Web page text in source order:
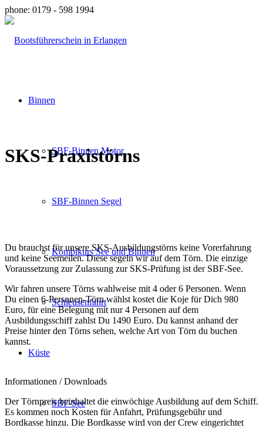
phone: 0179 - 598 1994
Binnen
SBF-Binnen Motor
SBF-Binnen Segel
Kombikurs See und Binnen
Schleusenfahrt
Küste
SBF-See
SKS-Praxistörns
Du brauchst für unsere SKS-Ausbildungstörns keine Vorerfahrung
und keine Seemeilen. Diese segeln wir auf dem Törn. Die einzige
Voraussetzung zur Zulassung zur SKS-Prüfung ist der SBF-See.
Wir fahren unsere Törns wahlweise mit 4 oder 6 Personen. Wenn
Du einen 6-Personen-Törn wählst kostet die Koje für Dich 980
Euro, für eine Belegung mit nur 4 Personen auf dem
Ausbildungsschiff zahlst Du 1490 Euro. Du kannst anhand der
Preise hinter den Törns sehen, welche Art von Törn du buchen
kannst.
Informationen / Downloads
Der Törnpreis beinhaltet die einwöchige Ausbildung auf dem Schiff.
Es kommen noch Kosten für Anfahrt, Prüfungsgebühr und
Bordkasse hinzu. Die Bordkasse wird von der Crew eingerichtet